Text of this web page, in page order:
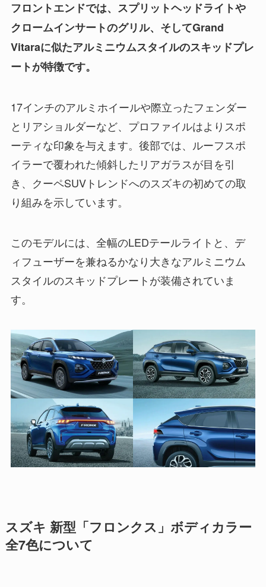
フロントエンドでは、スプリットヘッドライトや
クロームインサートのグリル、そしてGrand
Vitaraに似たアルミニウムスタイルのスキッドプレ
ートが特徴です。
17インチのアルミホイールや際立ったフェンダー
とリアショルダーなど、プロファイルはよりスポ
ーティな印象を与えます。後部では、ルーフスポ
イラーで覆われた傾斜したリアガラスが目を引
き、クーペSUVトレンドへのスズキの初めての取
り組みを示しています。
このモデルには、全幅のLEDテールライトと、デ
ィフューザーを兼ねるかなり大きなアルミニウム
スタイルのスキッドプレートが装備されていま
す。
スズキ 新型「フロンクス」ボディカラー
全7色について